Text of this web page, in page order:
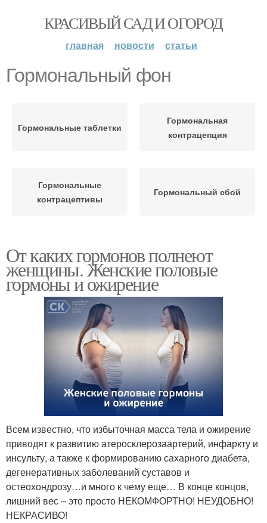
КРАСИВЫЙ САД И ОГОРОД
главная новости статьи
Гормональный фон
Гормональные таблетки
Гормональная
контрацепция
Гормональные
контрацептивы
Гормональный сбой
От каких гормонов полнеют
женщины. Женские половые
гормоны и ожирение
Всем известно, что избыточная масса тела и ожирение
приводят к развитию атеросклерозаартерий, инфаркту и
инсульту, а также к формированию сахарного диабета,
дегенеративных заболеваний суставов и
остеохондрозу…и много к чему еще… В конце концов,
лишний вес – это просто НЕКОМФОРТНО! НЕУДОБНО!
НЕКРАСИВО!